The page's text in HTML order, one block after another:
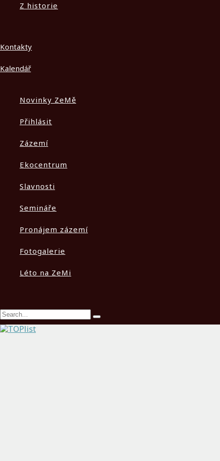
Z historie
Kontakty
Kalendář
Novinky ZeMě
Přihlásit
Zázemí
Ekocentrum
Slavnosti
Semináře
Pronájem zázemí
Fotogalerie
Léto na ZeMi